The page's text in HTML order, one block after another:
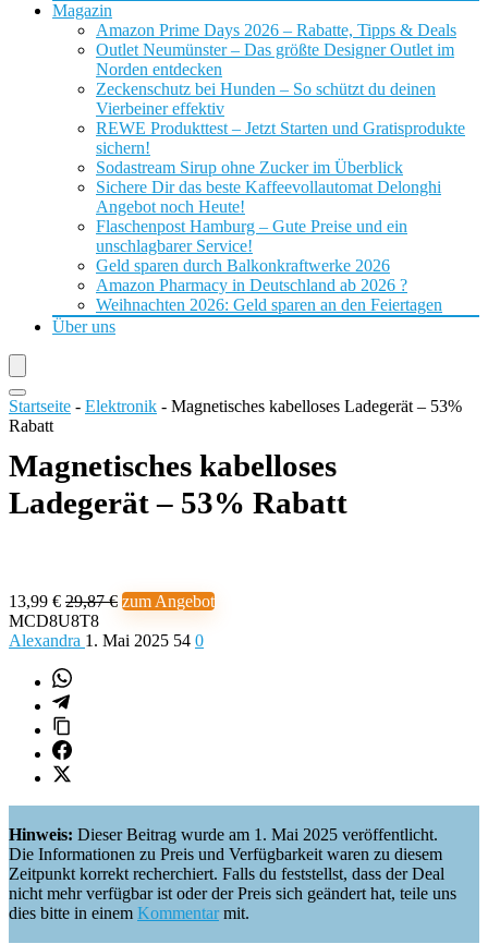
Magazin
Amazon Prime Days 2026 – Rabatte, Tipps & Deals
Outlet Neumünster – Das größte Designer Outlet im
Norden entdecken
Zeckenschutz bei Hunden – So schützt du deinen
Vierbeiner effektiv
REWE Produkttest – Jetzt Starten und Gratisprodukte
sichern!
Sodastream Sirup ohne Zucker im Überblick
Sichere Dir das beste Kaffeevollautomat Delonghi
Angebot noch Heute!
Flaschenpost Hamburg – Gute Preise und ein
unschlagbarer Service!
Geld sparen durch Balkonkraftwerke 2026
Amazon Pharmacy in Deutschland ab 2026 ?
Weihnachten 2026: Geld sparen an den Feiertagen
Über uns
Startseite - Elektronik - Magnetisches kabelloses Ladegerät – 53%
Rabatt
Magnetisches kabelloses
Ladegerät – 53% Rabatt
13,99 € 29,87 € zum Angebot
MCD8U8T8
Alexandra 1. Mai 2025 54 0
Hinweis: Dieser Beitrag wurde am 1. Mai 2025 veröffentlicht.
Die Informationen zu Preis und Verfügbarkeit waren zu diesem
Zeitpunkt korrekt recherchiert. Falls du feststellst, dass der Deal
nicht mehr verfügbar ist oder der Preis sich geändert hat, teile uns
dies bitte in einem Kommentarmit.